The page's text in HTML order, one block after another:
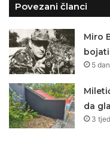
Povezani članci
Miro
5
da
3